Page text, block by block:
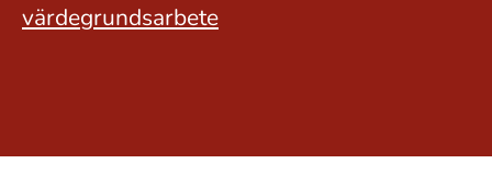
värdegrundsarbete